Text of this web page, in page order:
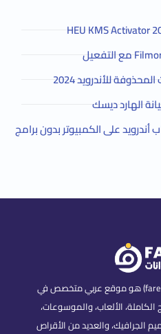
للأندرويد 2024
الهارد ديسك
على الكمبيوتر بدون برامج
موقع فارس الاسطوانات (farescd.com) هو موقع عربي متخصص في
الألعاب، والموسوعات،
الجرافيك، والعديد من الأقراص